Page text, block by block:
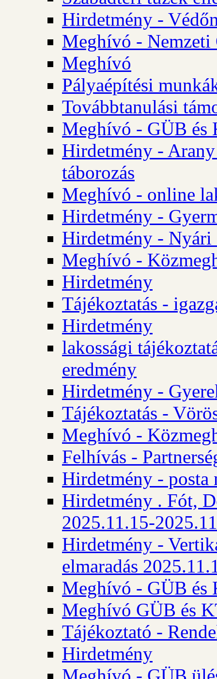
Hirdetmény -
Meghívó - Nemzeti
Meghívó
Pályaépítési
Továbbtanulási
Meghívó - GÜB és
Hirdetmény - Arany
táborozás
Meghívó - online
Hirdetmény -
Hirdetmény - Nyári
Meghívó -
Hirdetmény
Tájékoztatás -
Hirdetmény
lakossági
eredmény
Hirdetmény -
Tájékoztatás -
Meghívó -
Felhívás -
Hirdetmény - posta
Hirdetmény . Fót,
2025.11.15-
Hirdetmény -
elmaradás
Meghívó - GÜB és
Meghívó GÜB és
Tájékoztató -
Hirdetmény